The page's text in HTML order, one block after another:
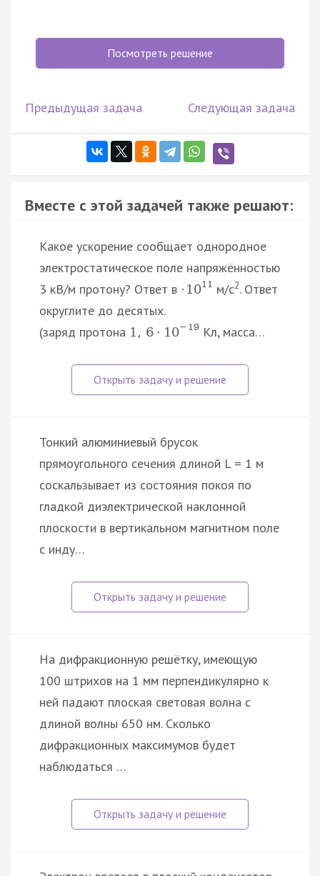
Посмотреть решение
Предыдущая задача Следующая задача
Вместе с этой задачей также решают:
Какое ускорение сообщает однородное
электростатическое поле напряжённостью
3 кВ/м протону? Ответ в · 1011 м/с2. Ответ
округлите до десятых.
(заряд протона 1 , 6 · 10− 19 Кл, масса…
Тонкий алюминиевый брусок
прямоугольного сечения длиной L = 1 м
соскальзывает из состояния покоя по
гладкой диэлектрической наклонной
плоскости в вертикальном магнитном поле
с инду…
На дифракционную решётку, имеющую
100 штрихов на 1 мм перпендикулярно к
ней падают плоская световая волна с
длиной волны 650 нм. Сколько
дифракционных максимумов будет
наблюдаться …